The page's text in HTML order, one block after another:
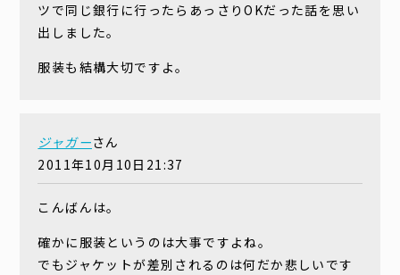
ツで同じ銀行に行ったらあっさりOKだった話を思い
出しました。
服装も結構大切ですよ。
ジャガーさん
2011年10月10日21:37
こんばんは。
確かに服装というのは大事ですよね。
でもジャケットが差別されるのは何だか悲しいです